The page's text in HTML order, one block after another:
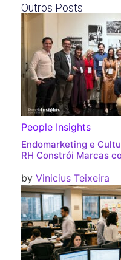
Outros Posts
People Insights
Endomarketing e
RH Constrói Marcas
by Vinicius Teixeira